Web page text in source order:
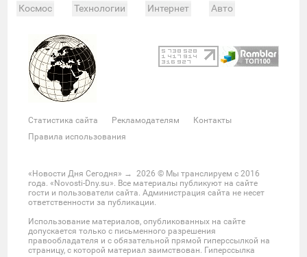
Космос
Технологии Интернет
Авто
Велоспорт
Покер Хоккей
Баскетбол
Мотор
Теннис Футбол
Фото и видео
Судьи
Статистика
Шоу-бизнес
Мнения
Общество Реформы
Законы
Власть
Мир Россия
Ростов-на-Дону
Нижний Новгород
Казань
Омск
Красноярск Новосибирс Екатеринбург
Статистика сайта Рекламодателям
Контакты
Правила использования
«Новости Дня Сегодня» →2026 © Мы транслируем с 2016
года. «Novosti-Dny.su». Все материалы публикуют на сайте
гости и пользователи сайта. Администрация сайта не несет
ответственности за публикации.
Использование материалов, опубликованных на сайте
допускается только с письменного разрешения
правообладателя и с обязательной прямой гиперссылкой на
страницу, с которой материал заимствован. Гиперссылка